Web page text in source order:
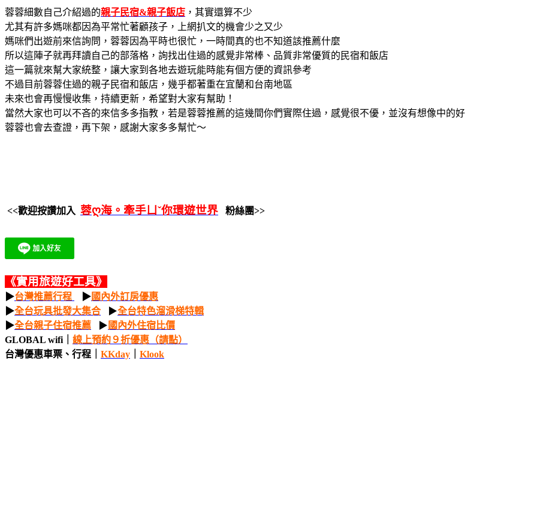
蓉蓉細數自己介紹過的親子民宿&親子飯店 ，其實還算不少
尤其有許多媽咪都因為平常忙著顧孩子，上網扒文的機會少之又少
媽咪們出遊前來信詢問，蓉蓉因為平時也很忙，一時間真的也不知道該推薦什麼
所以這陣子就再拜讀自己的部落格，詢找出住過的感覺非常棒、品質非常優質的民宿和飯店
這一篇就來幫大家統整，讓大家到各地去遊玩能時能有個方便的資訊參考
不過目前蓉蓉住過的親子民宿和飯店，幾乎都著重在宜蘭和台南地區
未來也會再慢慢收集，持續更新，希望對大家有幫助！
當然大家也可以不吝的來信多多指教，若是蓉蓉推薦的這幾間你們實際住過，感覺很不優，並沒有想像中的好
蓉蓉也會去查證，再下架，感謝大家多多幫忙～
<<歡迎按讚加入 蓉ღ海。牽手ㄩˇ你環遊世界 粉絲團>>
《實用旅遊好工具》
▶台灣推薦行程 ▶國內外訂房優惠
▶全台玩具批發大集合 ▶全台特色溜滑梯特輯
▶全台親子住宿推薦 ▶ 國內外住宿比價
GLOBAL wifi｜ 線上預約９折優惠（請點）
台灣優惠車票、行程｜ KKday Klook